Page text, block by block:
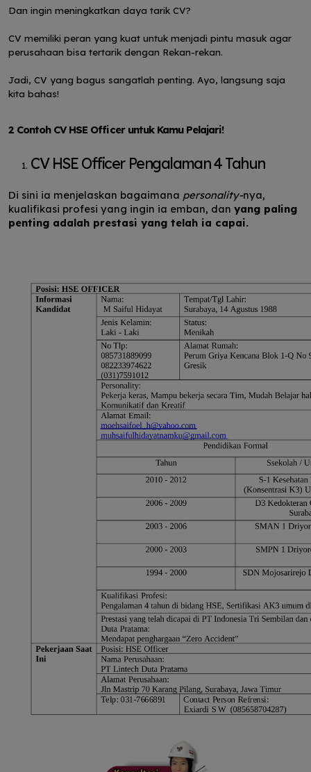
Dan ingin meningkatkan daya tarik CV?
CV memiliki peran yang kuat untuk menjadi pintu masuk agar
perusahaan bisa tertarik dengan Rekan-rekan.
Jadi, CV yang bagus sangatlah penting. Ayo, langsung saja
kita bahas!
2 Contoh CV HSE Officer untuk Kamu Pelajari!
CV HSE Officer Pengalaman 4 Tahun
Di sini ia menjelaskan bagaimana personality-nya,
kualifikasi profesi yang ingin ia emban, dan yang paling
penting adalah prestasi yang telah ia capai.